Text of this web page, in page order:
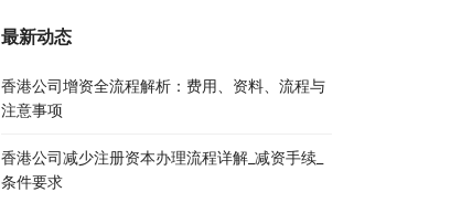
最新动态
香港公司增资全流程解析：费用、资料、流程与
注意事项
香港公司减少注册资本办理流程详解_减资手续_
条件要求